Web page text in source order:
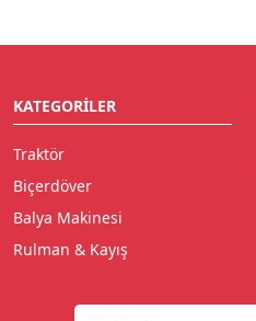
KATEGORILER
Traktör
Biçerdöver
Balya Makinesi
Rulman & Kayış